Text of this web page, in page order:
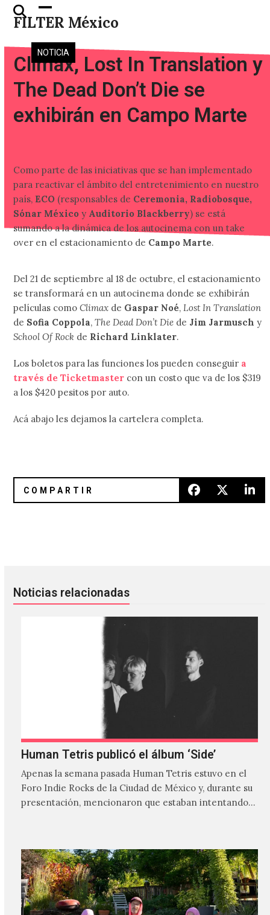
Skip
FILTER México
Open
mobile
menu
Close
mobile
menu
NOTICIA
Climax, Lost In Translation y
The Dead Don’t Die se
exhibirán en Campo Marte
Como parte de las iniciativas que se han implementado
para reactivar el ámbito del entretenimiento en nuestro
país, ECO (responsables de Ceremonia, Radiobosque,
Sónar México y Auditorio Blackberry) se está
sumando a la dinámica de los autocinema con un take
over en el estacionamiento de Campo Marte.
Del 21 de septiembre al 18 de octubre, el estacionamiento
se transformará en un autocinema donde se exhibirán
películas comoClimax de Gaspar Noé,Lost In Translation
de Sofia Coppola,The Dead Don’t Die de Jim Jarmuschy
School Of Rock de Richard Linklater.
Los boletos para las funciones los pueden conseguir a
través de Ticketmaster con un costo que va de los $319
a los $420 pesitos por auto.
Acá abajo les dejamos la cartelera completa.
Noticias relacionadas
Human Tetris publicó el álbum ‘Side’
Apenas la semana pasada Human Tetris estuvo en el
Foro Indie Rocks de la Ciudad de México y, durante su
presentación, mencionaron que estaban intentando…